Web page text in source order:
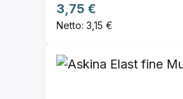
Regulärer Preis:
3,75 €
Netto: 3,15 €